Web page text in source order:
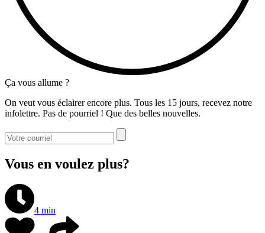
Ça vous allume ?
On veut vous éclairer encore plus. Tous les 15 jours, recevez notre
infolettre. Pas de pourriel ! Que des belles nouvelles.
Vous en voulez plus?
4 min